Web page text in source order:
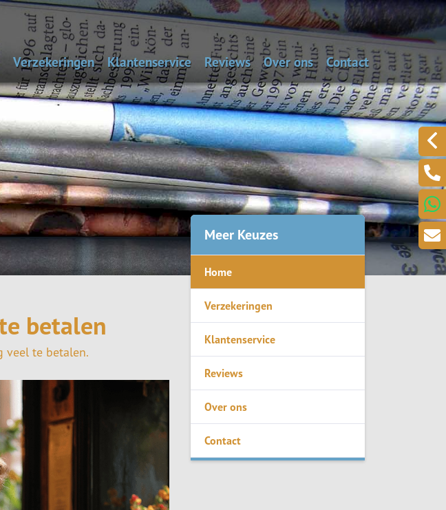
Verzekeringen
Uitvaartverzekering
Autoverzekering
Woonhuisverzekering
Inboedelverzekering
Aansprakelijkheidsverz.
Reisverzekering
Rechtsbijstandverzekering
Klantenservice
Bepaal de dagwaarde van je auto
Reviews Over ons Contact
Alarmnummers
Laat een bericht
Een klacht melden?
betalen
veel te betalen.
Meer Keuzes
Home
Verzekeringen
Klantenservice
Reviews
Over ons
Contact